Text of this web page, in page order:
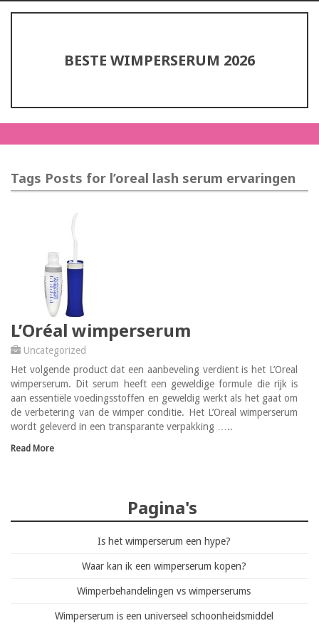
BESTE WIMPERSERUM 2026
Tags Posts for l’oreal lash serum ervaringen
L’Oréal wimperserum
Uncategorized
Het volgende product dat een aanbeveling verdient is het L’Oreal
wimperserum. Dit serum heeft een geweldige formule die rijk is
aan essentiële voedingsstoffen en geweldig werkt als het gaat om
de verbetering van de wimper conditie. Het L’Oreal wimperserum
wordt geleverd in een transparante verpakking …..
Read More
Pagina's
Is het wimperserum een hype?
Waar kan ik een wimperserum kopen?
Wimperbehandelingen vs wimperserums
Wimperserum is een universeel schoonheidsmiddel